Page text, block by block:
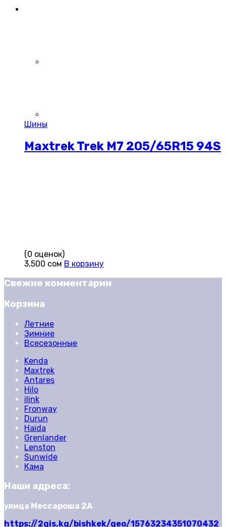
Шины
Maxtrek Trek M7 205/65R15 94S
(0 оценок)
3,500 сом В корзину
Свежие комментарии
Корзина
Летние
Зимние
Всесезонные
Kenda
Maxtrek
Antares
Hilo
ilink
Fronway
Durun
Haida
Grenlander
Lenston
Sunwide
Кама
Наши адреса:
улица Мессароша 2А
https://2gis.kg/bishkek/geo/15763234351070432